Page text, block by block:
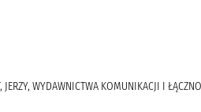
WYDAWNICTWA KOMUNIKACJI I